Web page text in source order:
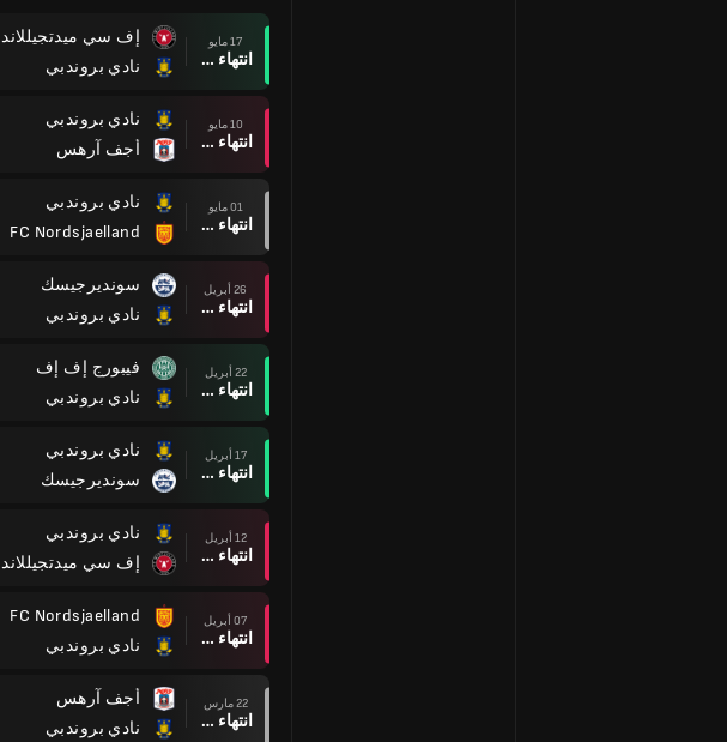
17 مايو
انتهاء وقت المباراة
إف سي ميدتجيللاند
نادي بروندبي
10 مايو
انتهاء وقت المباراة
نادي بروندبي
أجف آرهس
01 مايو
انتهاء وقت المباراة
نادي بروندبي
FC Nordsjaelland
26 أبريل
انتهاء وقت المباراة
سونديرجيسك
نادي بروندبي
22 أبريل
انتهاء وقت المباراة
فيبورج إف إف
نادي بروندبي
17 أبريل
انتهاء وقت المباراة
نادي بروندبي
سونديرجيسك
12 أبريل
انتهاء وقت المباراة
نادي بروندبي
إف سي ميدتجيللاند
07 أبريل
انتهاء وقت المباراة
FC Nordsjaelland
نادي بروندبي
22 مارس
انتهاء وقت المباراة
أجف آرهس
نادي بروندبي